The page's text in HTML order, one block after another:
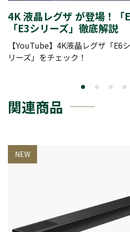
4K 液晶レグザ が登場！「
「E3シリーズ」徹底解説
【YouTube】4K液晶レグザ「E6
リーズ」をチェック！
関連商品
NEW